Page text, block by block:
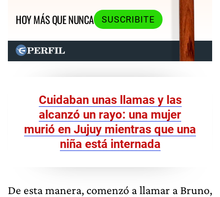
HOY MÁS QUE NUNCA
SUSCRIBITE
Cuidaban unas llamas y las
alcanzó un rayo: una mujer
murió en Jujuy mientras que una
niña está internada
De esta manera, comenzó a llamar a Bruno,